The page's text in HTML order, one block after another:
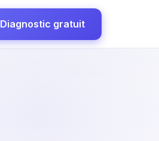
Diagnostic gratuit